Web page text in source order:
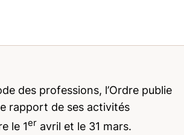
des professions, l’Ordre publie
rapport de ses activités
le 1er avril et le 31 mars.